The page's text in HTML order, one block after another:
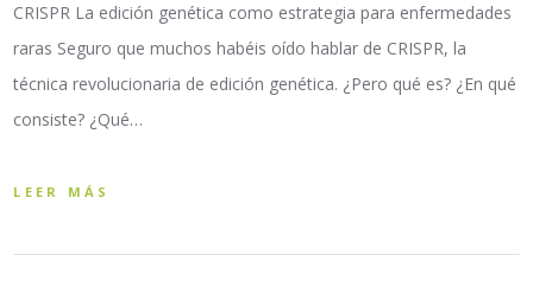
CRISPR La edición genética como estrategia para enfermedades
raras Seguro que muchos habéis oído hablar de CRISPR, la
técnica revolucionaria de edición genética. ¿Pero qué es? ¿En qué
consiste? ¿Qué…
LEER MÁS